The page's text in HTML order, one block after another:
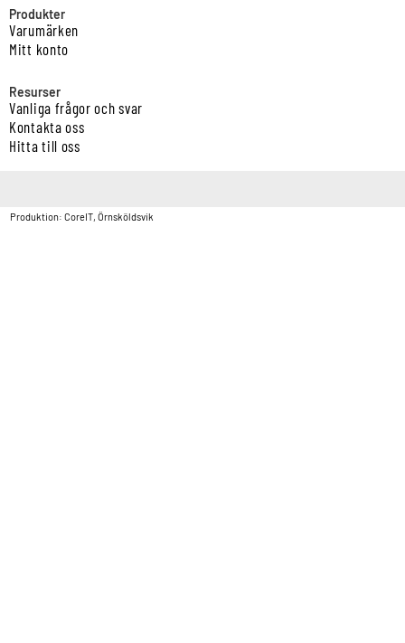
Produkter
Varumärken
Mitt konto
Resurser
Vanliga frågor och svar
Kontakta oss
Hitta till oss
Produktion: CoreIT, Örnsköldsvik